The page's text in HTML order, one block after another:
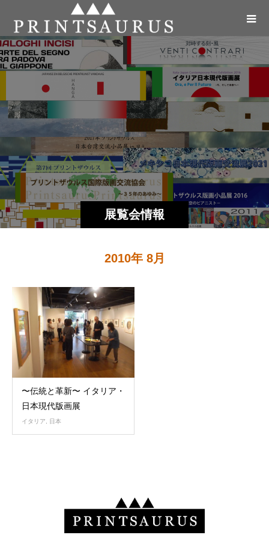
展覧会情報
2010年 8月
〜伝統と革新〜 イタリア・
日本現代版画展
イタリア 日本